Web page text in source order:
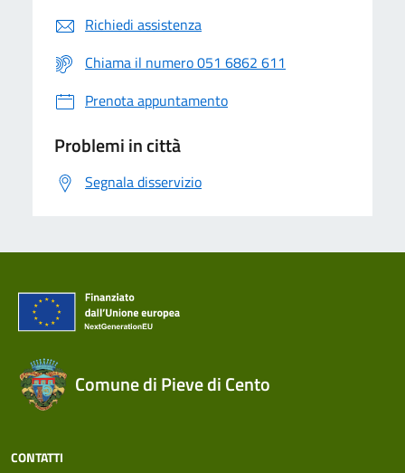
Richiedi assistenza
Chiama il numero 051 6862 611
Prenota appuntamento
Problemi in città
Segnala disservizio
Comune di Pieve di Cento
CONTATTI